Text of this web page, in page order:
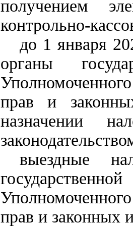
получением
контрольно-
до 1 января
органы
прав и
назначении
выездные
прав и законных